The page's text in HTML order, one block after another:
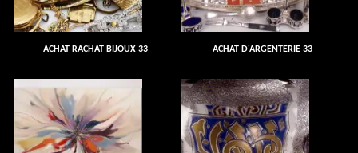
ACHAT RACHAT BIJOUX 33 ACHAT D'ARGENTERIE 33